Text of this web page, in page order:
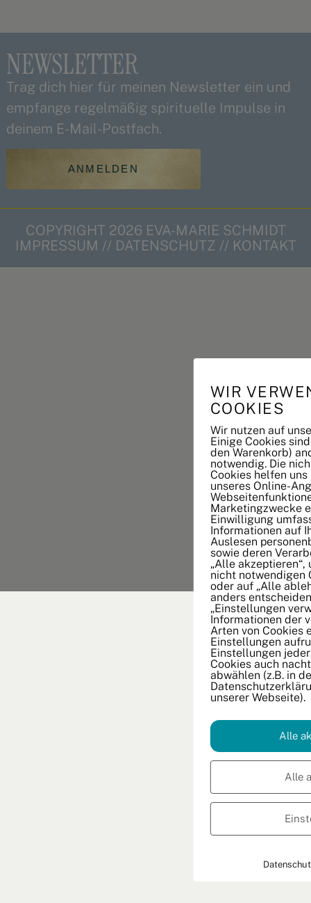
NEWSLETTER
Trag dich hier für meinen Newsletter ein und
empfange regelmäßig spirituelle Impulse in
deinem E-Mail-Postfach.
ANMELDEN
COPYRIGHT 2026 EVA-MARIE SCHMIDT
IMPRESSUM // DATENSCHUTZ // KONTAKT
WIR
COOKIES
Wir nutzen auf
Einige Cookies
den Warenkorb)
notwendig. Die
Cookies helfen
unseres Online-
Marketingzwecke
Einwilligung
Informationen auf
Auslesen
sowie deren
„Alle akzeptieren“,
nicht notwendigen
oder auf „Alle
anders
„Einstellungen
Informationen der
Arten von Cookies
Einstellungen
Einstellungen
Cookies auch
abwählen (z.B. in
unserer Webseite).
Alle
Alle